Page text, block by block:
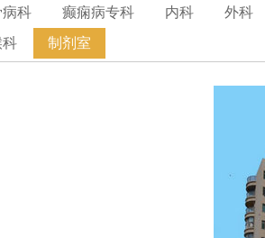
病科 癫痫病专科 内科
外科
科
制剂室